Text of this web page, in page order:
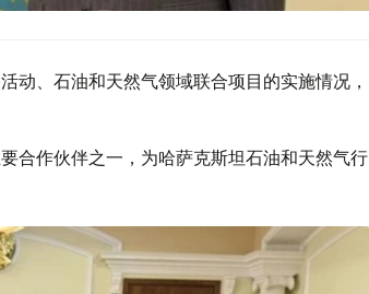
动、石油和天然气领域联合项目的实施情况，
合作伙伴之一，为哈萨克斯坦石油和天然气行